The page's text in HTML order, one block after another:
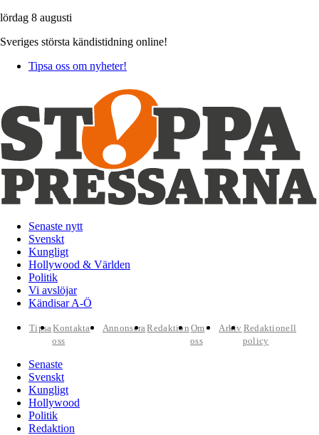
lördag 8 augusti
Sveriges största kändistidning online!
Tipsa oss om nyheter!
Senaste nytt
Svenskt
Kungligt
Hollywood & Världen
Politik
Vi avslöjar
Kändisar A-Ö
TipsaKontakta
oss
AnnonseraRedaktion Om
oss
Arkiv Redaktionell
policy
Senaste
Svenskt
Kungligt
Hollywood
Politik
Redaktion